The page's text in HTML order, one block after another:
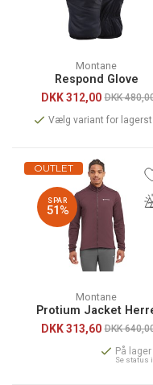
Montane
Respond Glove
DKK312,00 DKK
Vælg variant for
OUTLET
SPAR
51%
Montane
Protium Jacket
DKK313,60 DKK
På lager
Se status